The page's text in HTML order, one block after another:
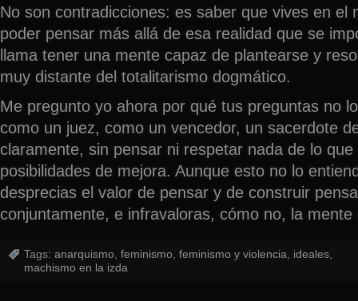
No son contradicciones: es saber que vives en el
poder pensar más allá de esa realidad que se
llama tener una mente capaz de plantearse y
muy distante del totalitarismo dogmático.
Me pregunto yo ahora por qué tus preguntas no
como un juez, como un vencedor, un sacerdote
claramente, sin pensar ni respetar nada de lo
posibilidades de mejora. Aunque esto no lo
desprecias el valor de pensar y de construir
conjuntamente, e infravaloras, cómo no, la mente
Tags: anarquismo feminismo feminismo y violencia ideales
machismo en la izda